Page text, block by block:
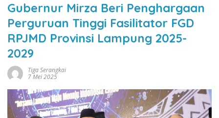
Gubernur Mirza Beri Penghargaan
Perguruan Tinggi Fasilitator FGD
RPJMD Provinsi Lampung 2025-
2029
Tiga Serangkai
7 Mei 2025